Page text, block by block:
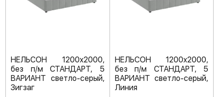
НЕЛЬСОН 1200х2000,
без п/м СТАНДАРТ, 5
ВАРИАНТ светло-серый,
Зигзаг
НЕЛЬСОН 1200х2000,
без п/м СТАНДАРТ, 5
ВАРИАНТ светло-серый,
Линия